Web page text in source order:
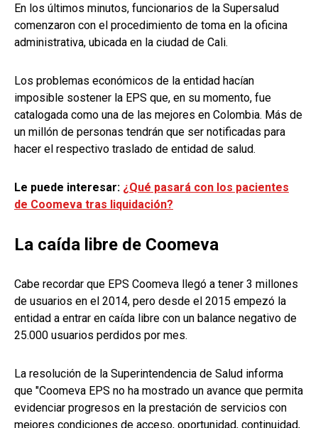
En los últimos minutos, funcionarios de la Supersalud
comenzaron con el procedimiento de toma en la oficina
administrativa, ubicada en la ciudad de Cali.
Los problemas económicos de la entidad hacían
imposible sostener la EPS que, en su momento, fue
catalogada como una de las mejores en Colombia. Más de
un millón de personas tendrán que ser notificadas para
hacer el respectivo traslado de entidad de salud.
Le puede interesar: ¿Qué pasará con los pacientes
de Coomeva tras liquidación?
La caída libre de Coomeva
Cabe recordar que EPS Coomeva llegó a tener 3 millones
de usuarios en el 2014, pero desde el 2015 empezó la
entidad a entrar en caída libre con un balance negativo de
25.000 usuarios perdidos por mes.
La resolución de la Superintendencia de Salud informa
que "Coomeva EPS no ha mostrado un avance que permita
evidenciar progresos en la prestación de servicios con
mejores condiciones de acceso, oportunidad, continuidad,